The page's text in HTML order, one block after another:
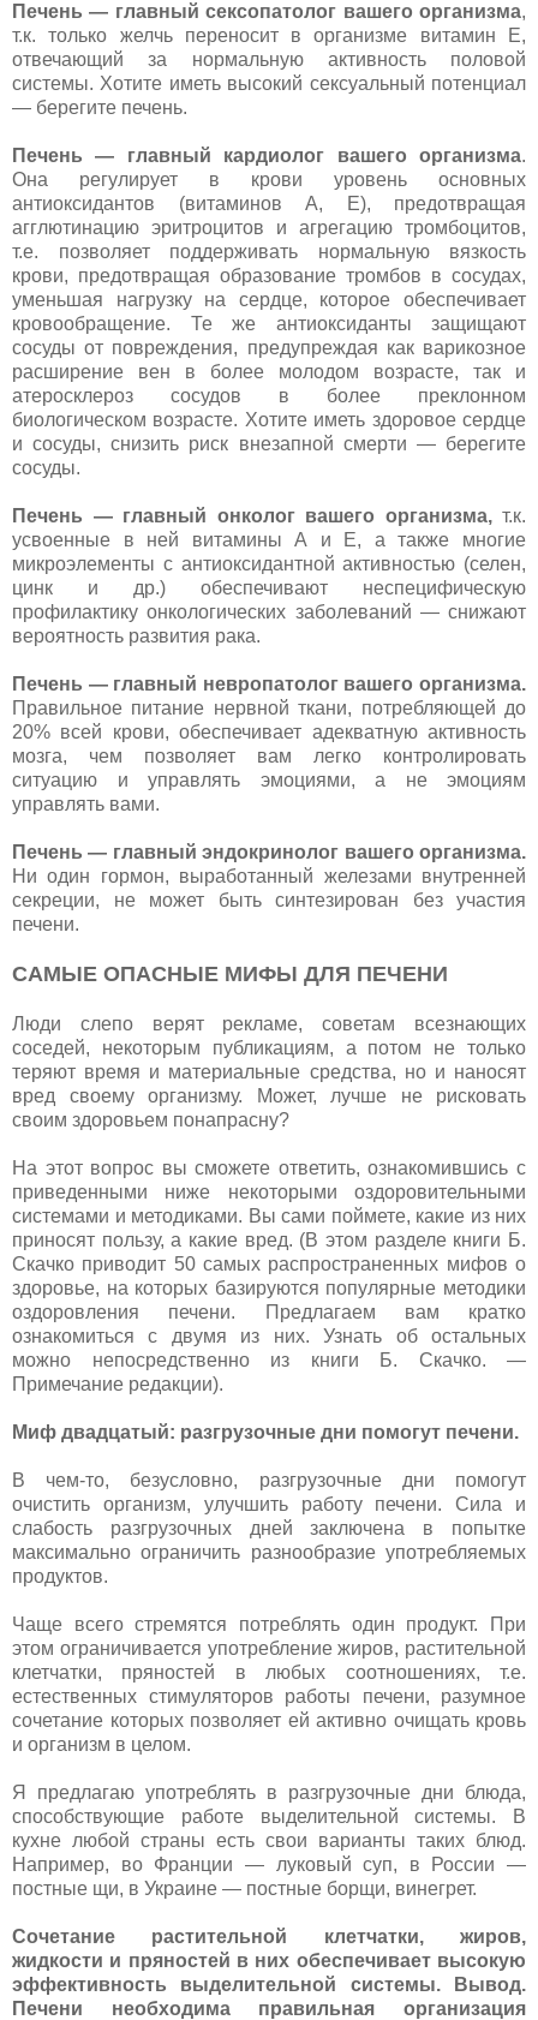
Печень — главный сексопатолог вашего организма,
т.к. только желчь переносит в организме витамин Е,
отвечающий за нормальную активность половой
системы. Хотите иметь высокий сексуальный потенциал
— берегите печень.
Печень — главный кардиолог вашего организма.
Она регулирует в крови уровень основных
антиоксидантов (витаминов А, Е), предотвращая
агглютинацию эритроцитов и агрегацию тромбоцитов,
т.е. позволяет поддерживать нормальную вязкость
крови, предотвращая образование тромбов в сосудах,
уменьшая нагрузку на сердце, которое обеспечивает
кровообращение. Те же антиоксиданты защищают
сосуды от повреждения, предупреждая как варикозное
расширение вен в более молодом возрасте, так и
атеросклероз сосудов в более преклонном
биологическом возрасте. Хотите иметь здоровое сердце
и сосуды, снизить риск внезапной смерти — берегите
сосуды.
Печень — главный онколог вашего организма,т.к.
усвоенные в ней витамины А и Е, а также многие
микроэлементы с антиоксидантной активностью (селен,
цинк и др.) обеспечивают неспецифическую
профилактику онкологических заболеваний — снижают
вероятность развития рака.
Печень — главный невропатолог вашего организма.
Правильное питание нервной ткани, потребляющей до
20% всей крови, обеспечивает адекватную активность
мозга, чем позволяет вам легко контролировать
ситуацию и управлять эмоциями, а не эмоциям
управлять вами.
Печень — главный эндокринолог вашего организма.
Ни один гормон, выработанный железами внутренней
секреции, не может быть синтезирован без участия
печени.
САМЫЕ ОПАСНЫЕ МИФЫ ДЛЯ ПЕЧЕНИ
Люди слепо верят рекламе, советам всезнающих
соседей, некоторым публикациям, а потом не только
теряют время и материальные средства, но и наносят
вред своему организму. Может, лучше не рисковать
своим здоровьем понапрасну?
На этот вопрос вы сможете ответить, ознакомившись с
приведенными ниже некоторыми оздоровительными
системами и методиками. Вы сами поймете, какие из них
приносят пользу, а какие вред. (В этом разделе книги Б.
Скачко приводит 50 самых распространенных мифов о
здоровье, на которых базируются популярные методики
оздоровления печени. Предлагаем вам кратко
ознакомиться с двумя из них. Узнать об остальных
можно непосредственно из книги Б. Скачко. —
Примечание редакции).
Миф двадцатый: разгрузочные дни помогут печени.
В чем-то, безусловно, разгрузочные дни помогут
очистить организм, улучшить работу печени. Сила и
слабость разгрузочных дней заключена в попытке
максимально ограничить разнообразие употребляемых
продуктов.
Чаще всего стремятся потреблять один продукт. При
этом ограничивается употребление жиров, растительной
клетчатки, пряностей в любых соотношениях, т.е.
естественных стимуляторов работы печени, разумное
сочетание которых позволяет ей активно очищать кровь
и организм в целом.
Я предлагаю употреблять в разгрузочные дни блюда,
способствующие работе выделительной системы. В
кухне любой страны есть свои варианты таких блюд.
Например, во Франции — луковый суп, в России —
постные щи, в Украине — постные борщи, винегрет.
Сочетание растительной клетчатки, жиров,
жидкости и пряностей в них обеспечивает высокую
эффективность выделительной системы. Вывод.
Печени необходима правильная организация